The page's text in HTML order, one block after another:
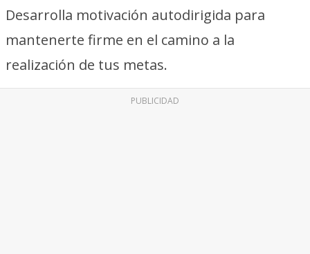
Desarrolla motivación autodirigida para
mantenerte firme en el camino a la
realización de tus metas.
PUBLICIDAD